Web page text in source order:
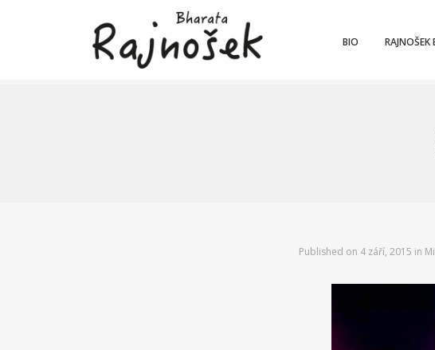
BIO RAJNOŠEK
Published on 4 září, 2015 in